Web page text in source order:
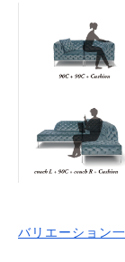
バリエーション